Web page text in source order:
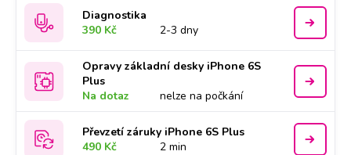
Diagnostika
390 Kč
2-3 dny
Opravy základní desky iPhone 6S
Plus
Na dotaz
nelze na počkání
Převzetí záruky iPhone 6S Plus
490 Kč
2 min